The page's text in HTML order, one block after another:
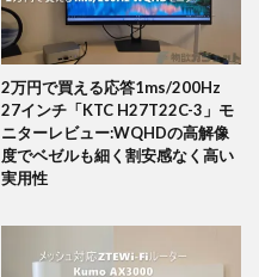
2万円で買える応答1ms/200Hz
27インチ「KTC H27T22C-3」モ
ニターレビュー:WQHDの高解像
度でベゼルも細く割安感なく高い
実用性